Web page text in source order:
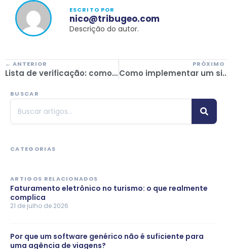
ESCRITO POR
nico@tribugeo.com
Descrição do autor.
← ANTERIOR
Lista de verificação: como escolher o software de check-in ideal para agências de viagens Como implementar um sistema de faturação sem
BUSCAR
CATEGORIAS
ARTIGOS RELACIONADOS
Faturamento eletrônico no turismo: o que realmente
complica
21 de julho de 2026
Por que um software genérico não é suficiente para
uma agência de viagens?